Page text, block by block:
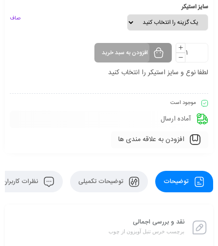
سایز استیکر
صاف
افزودن به سبد خرید
لطفا نوع و سایز استیکر را انتخاب کنید
موجود است
آماده ارسال
افزودن به علاقه مندی ها
توضیحات توضیحات تکمیلی نظرات کاربران
نقد و بررسی اجمالی
برچسب خرس تنبل آویزون از چوب